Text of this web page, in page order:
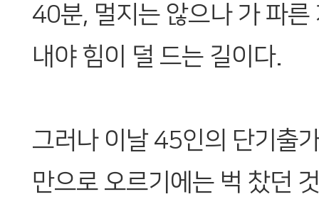
40분, 멀지는 않으나 가 파른
내야 힘이 덜 드는 길이다.
그러나 이날 45인의 단기출
만으로 오르기에는 벅 찼던